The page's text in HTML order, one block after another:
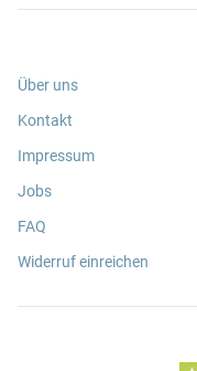
Über uns
Kontakt
Impressum
Jobs
FAQ
Widerruf einreichen